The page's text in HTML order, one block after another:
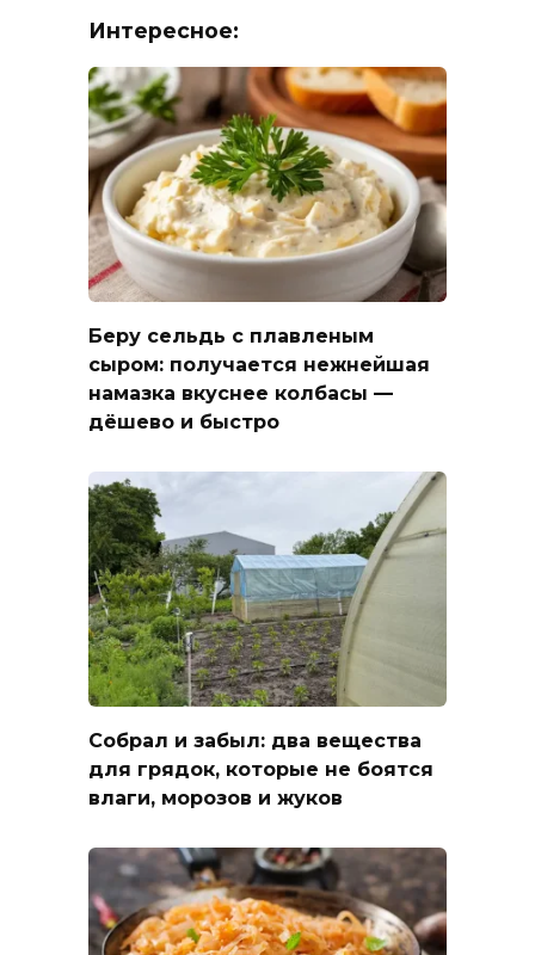
Интересное:
Беру сельдь с плавленым
сыром: получается нежнейшая
намазка вкуснее колбасы —
дёшево и быстро
Собрал и забыл: два вещества
для грядок, которые не боятся
влаги, морозов и жуков